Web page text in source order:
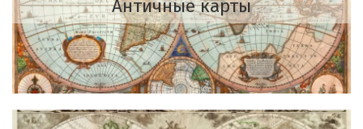
Античные карты